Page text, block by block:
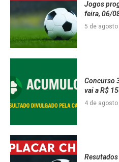
Jogos
feira, 06/
5 de
Concurso
vai a R$
4 de